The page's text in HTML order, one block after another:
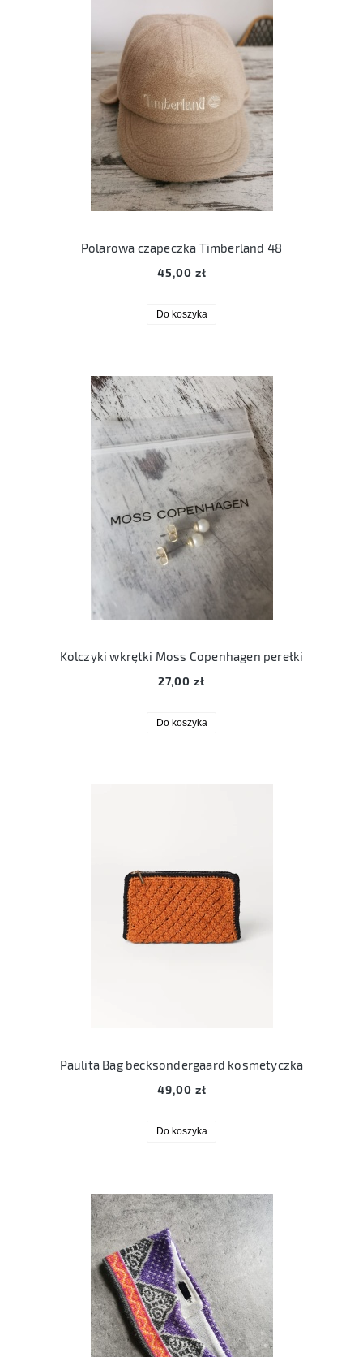
Polarowa czapeczka Timberland 48
45,00 zł
Do koszyka
Kolczyki wkrętki Moss Copenhagen perełki
27,00 zł
Do koszyka
Paulita Bag becksondergaard kosmetyczka
49,00 zł
Do koszyka